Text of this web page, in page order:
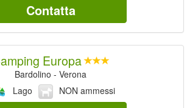
Contatta
Europa
Bardolino - Verona
Lago
NON ammessi